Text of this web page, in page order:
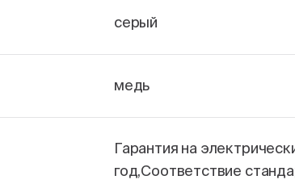
серый
медь
Гарантия на
год,Соответствие